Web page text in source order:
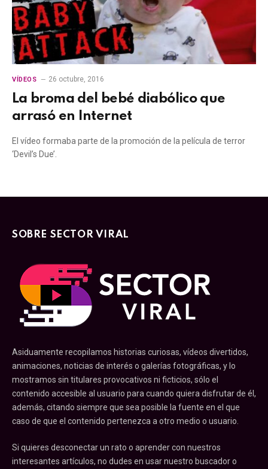
VÍDEOS 26 octubre, 2016
La broma del bebé diabólico que
arrasó en Internet
El vídeo formaba parte de la promoción de la película de terror
‘Devil’s Due’.
SOBRE SECTOR VIRAL
Asiduamente recopilamos historias curiosas, vídeos divertidos,
animaciones, noticias de interés o galerías fotográficas, y lo
mostramos sin titulares provocativos ni ficticios, sólo el
contenido accesible al usuario para cuando quiera disfrutar de él,
además, citando siempre que sea posible la fuente en el que
caso de que el contenido pertenezca a otro medio o usuario.
Si quieres desconectar un rato o aprender con nuestros
interesantes artículos, no dudes en usar nuestro buscador o